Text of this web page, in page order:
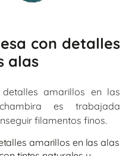
con detalles
alas
amarillos en las
es trabajada
filamentos finos.
amarillos en las alas